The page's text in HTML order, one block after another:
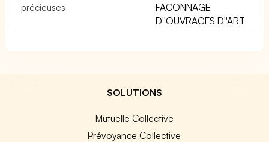
précieuses
FACONNAGE
D''OUVRAGES D''ART
SOLUTIONS
Mutuelle Collective
Prévoyance Collective